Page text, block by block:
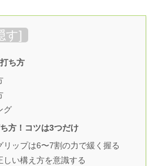
す]
ち方
グ
方！コツは3つだけ
ップは6〜7割の力で緩く握る
い構え方を意識する